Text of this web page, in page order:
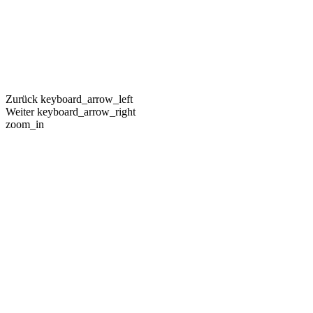
Zurück keyboard_arrow_left
Weiter keyboard_arrow_right
zoom_in